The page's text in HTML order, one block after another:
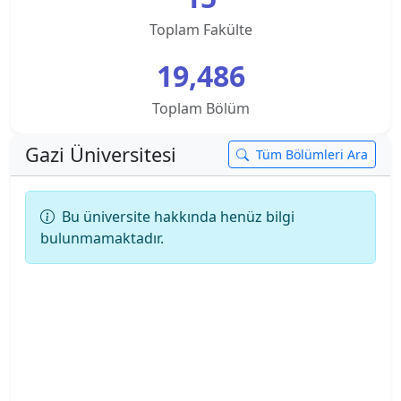
Ankara Üniversitesi
Ankara Yıldırım Beyazıt Üniversitesi
Ardahan Üniversitesi
Tusaş-Kazan Meslek Y.O.
Uygulamalı Bilimler Fakültesi
Toplam Fakülte
19,486
Toplam Bölüm
Gazi Üniversitesi Tüm Bölümleri Ara
Bu üniversite hakkında henüz bilgi
bulunmamaktadır.